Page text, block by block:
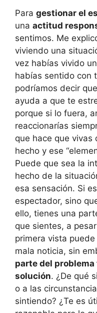
Para gestionar el
una actitud
sentimos. Me
viviendo una
vez habías vivido
habías sentido con
podríamos decir
ayuda a que te
porque si lo fuera,
reaccionarías
que hace que
hecho y ese
Puede que sea la
hecho de la
esa sensación. Si
espectador, sino
ello, tienes una
que sientes, a
primera vista
mala noticia, sin
parte del
solución. ¿De qué
o a las
sintiendo? ¿Te es